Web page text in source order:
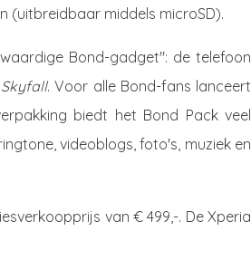
(uitbreidbaar middels microSD).
Bond-gadget": de telefoon
Skyfall. Voor alle Bond-fans lanceert
biedt het Bond Pack veel
videoblogs, foto's, muziek en
van € 499,-. De Xperia